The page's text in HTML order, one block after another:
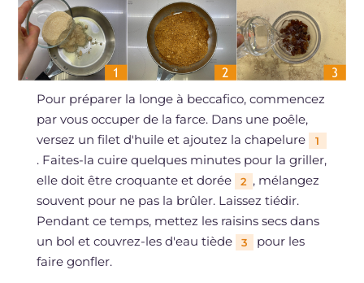
Pour préparer la longe à beccafico, commencez
par vous occuper de la farce. Dans une poêle,
versez un filet d'huile et ajoutez la chapelure
1
. Faites-la cuire quelques minutes pour la griller,
elle doit être croquante et dorée
2 , mélangez
souvent pour ne pas la brûler. Laissez tiédir.
Pendant ce temps, mettez les raisins secs dans
un bol et couvrez-les d'eau tiède
3
pour les
faire gonfler.